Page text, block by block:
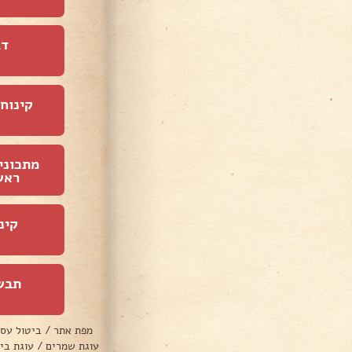
מפת אתר / ביטול
עוגת שמרים / עוגת